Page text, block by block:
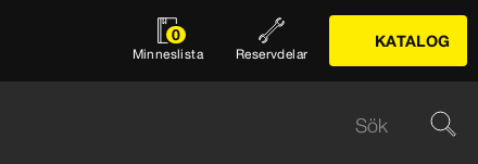
0
Minneslista Reservdelar
KATALOG